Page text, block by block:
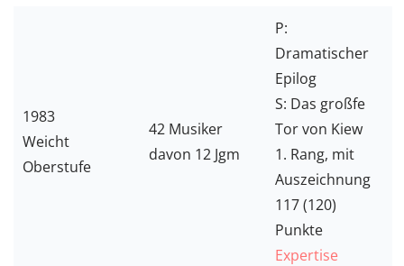
1983
Weicht
Oberstufe
42 Musiker
davon 12 Jgm
P:
Dramatischer
Epilog
S: Das großfe
Tor von Kiew
1. Rang, mit
Auszeichnung
117 (120)
Punkte
Expertise